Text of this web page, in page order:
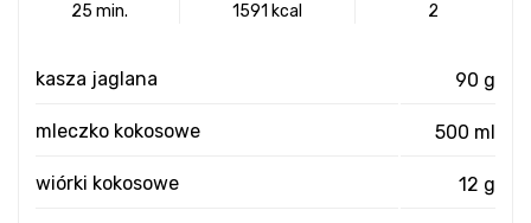
25 min. 1591 kcal 2
kasza jaglana 90 g
mleczko kokosowe 500 ml
wiórki kokosowe 12 g